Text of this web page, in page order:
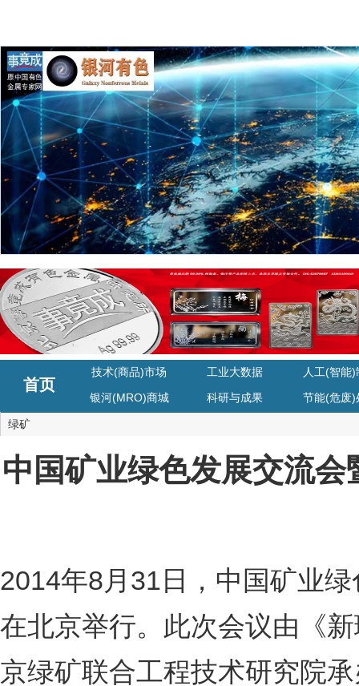
首页
技术(商品)市场 工业大数据
人工(智能)
银河(MRO)商城
科研与成果 节能(危废)
绿矿
中国矿业绿色发展交流
2014年8月31日，中国矿业
在北京举行。此次会议由《
京绿矿联合工程技术研究院